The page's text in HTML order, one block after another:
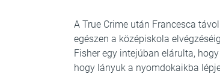
A True Crime után Francesca
egészen a középiskola
Fisher egy intejúban elárulta,
hogy lányuk a nyomdokaikba